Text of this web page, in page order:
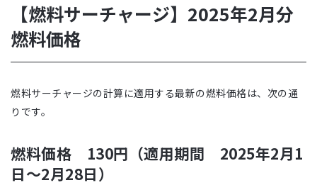
【燃料サーチャージ】2025年2月分
燃料価格
燃料サーチャージの計算に適用する最新の燃料価格は、次の通
りです。
燃料価格 130円（適用期間 2025年2月1
日～2月28日）